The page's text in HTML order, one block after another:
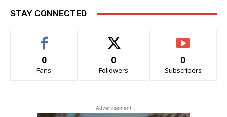
STAY CONNECTED
0
Fans
0
Followers
0
Subscribers
- Advertisement -